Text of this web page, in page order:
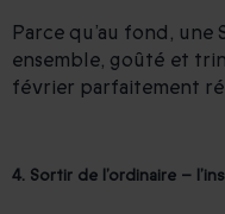
Parce qu’au fond, une
ensemble, goûté et
février parfaitement
4. Sortir de l’ordinaire –